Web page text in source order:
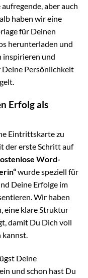
aber auch
haben wir eine
für Deinen
herunterladen und
inspirieren und
Deine Persönlichkeit
Erfolg als
Eintrittskarte zu
der erste Schritt auf
Word-
wurde speziell für
Deine Erfolge im
Wir haben
eine klare Struktur
damit Du Dich voll
kannst.
Deine
und schon hast Du